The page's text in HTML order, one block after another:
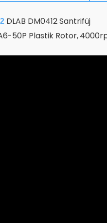
DLAB DM0412 Santrifüj
50P Plastik Rotor,